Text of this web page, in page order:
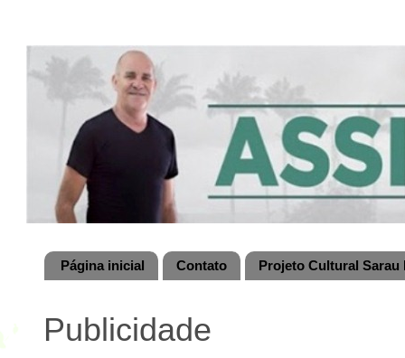
Página inicial Contato Projeto Cultural
Publicidade